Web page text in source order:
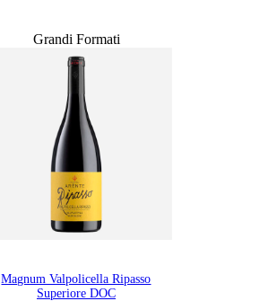
Grandi Formati
Magnum Valpolicella Ripasso
Superiore DOC